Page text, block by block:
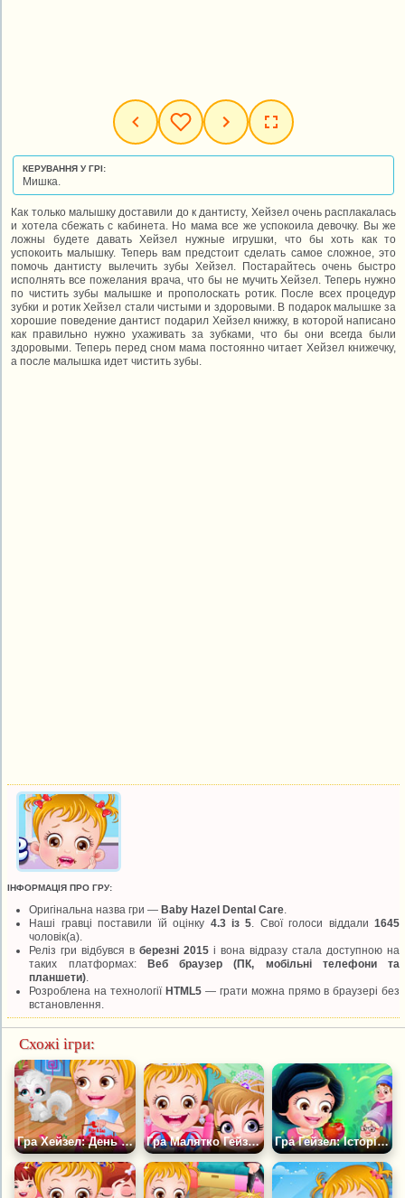
КЕРУВАННЯ У ГРІ:
Мишка.
Как только малышку доставили до к дантисту, Хейзел очень расплакалась
и хотела сбежать с кабинета. Но мама все же успокоила девочку. Вы же
ложны будете давать Хейзел нужные игрушки, что бы хоть как то
успокоить малышку. Теперь вам предстоит сделать самое сложное, это
помочь дантисту вылечить зубы Хейзел. Постарайтесь очень быстро
исполнять все пожелания врача, что бы не мучить Хейзел. Теперь нужно
по чистить зубы малышке и прополоскать ротик. После всех процедур
зубки и ротик Хейзел стали чистыми и здоровыми. В подарок малышке за
хорошие поведение дантист подарил Хейзел книжку, в которой написано
как правильно нужно ухаживать за зубками, что бы они всегда были
здоровыми. Теперь перед сном мама постоянно читает Хейзел книжечку,
а после малышка идет чистить зубы.
ІНФОРМАЦІЯ ПРО ГРУ:
Оригінальна назва гри —Baby Hazel Dental Care
Наші гравці поставили їй оцінку 4.3 із 5 . Свої голоси віддали1645
чоловік(а).
Реліз гри відбувся вберезні 2015 і вона відразу стала доступною на
таких платформах: Веб браузер (ПК, мобільні телефони та
планшети)
Розроблена на технології HTML5— грати можна прямо в браузері без
встановлення.
Схожі ігри:
Гра Хейзел: День Закоханих Гра Малятко Гейзел - Чаювання Гра Гейзел: Історія Білосніжки